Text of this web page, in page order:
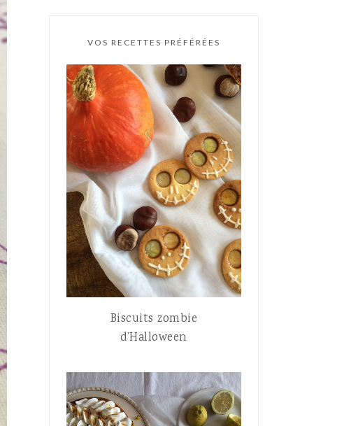
VOS RECETTES PRÉFÉRÉES
Biscuits zombie
d’Halloween